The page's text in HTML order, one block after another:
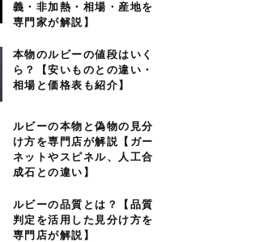
義・非加熱・相場・産地を
専門家が解説】
本物のルビーの値段はいく
ら？【安いものとの違い・
相場と価格表も紹介】
ルビーの本物と偽物の見分
け方を専門店が解説【ガー
ネットやスピネル、人工合
成石との違い】
ルビーの品質とは？【品質
判定を活用した見分け方を
専門店が解説】